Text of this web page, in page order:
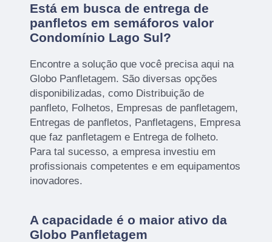
Está em busca de entrega de
panfletos em semáforos valor
Condomínio Lago Sul?
Encontre a solução que você precisa aqui na
Globo Panfletagem. São diversas opções
disponibilizadas, como Distribuição de
panfleto, Folhetos, Empresas de panfletagem,
Entregas de panfletos, Panfletagens, Empresa
que faz panfletagem e Entrega de folheto.
Para tal sucesso, a empresa investiu em
profissionais competentes e em equipamentos
inovadores.
A capacidade é o maior ativo da
Globo Panfletagem